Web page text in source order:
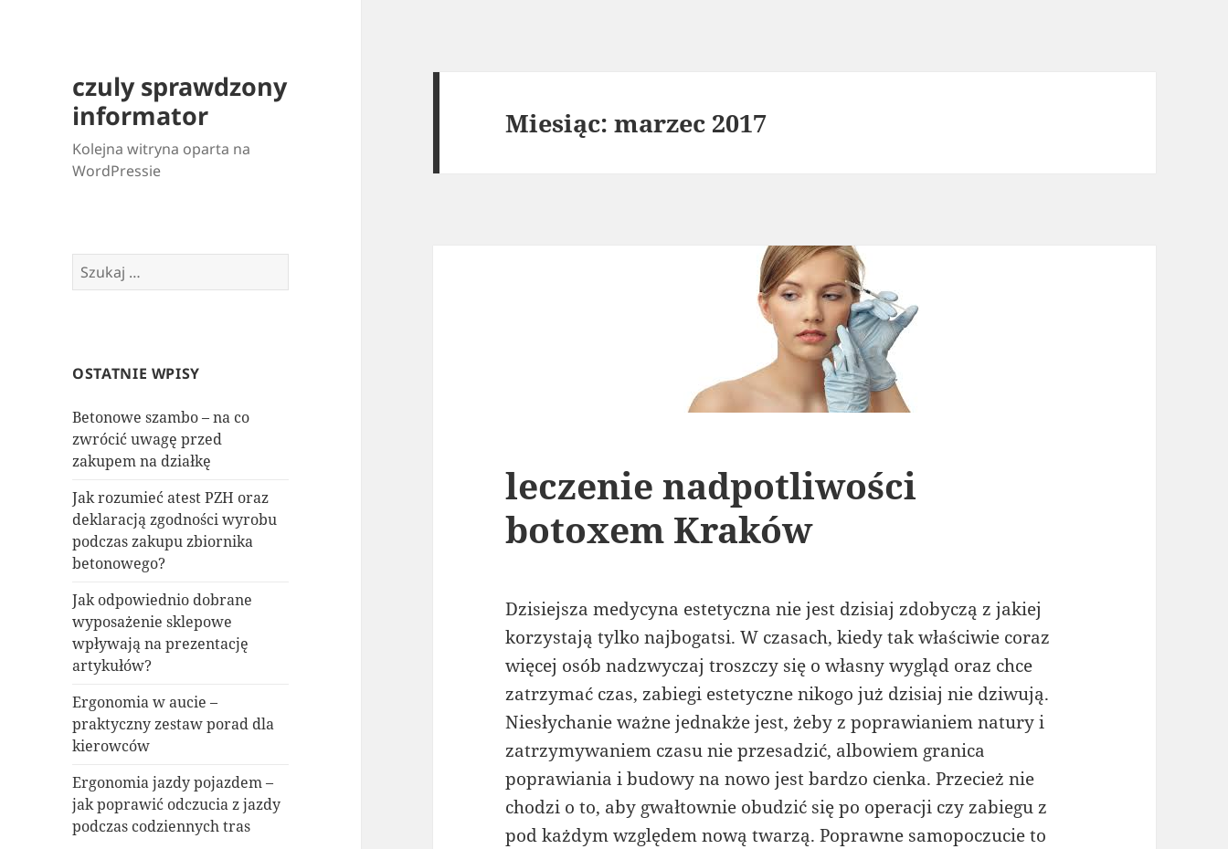
czuly sprawdzony
informator
Kolejna witryna oparta na
WordPressie
Szukaj:
OSTATNIE WPISY
Betonowe szambo – na co
zwrócić uwagę przed
zakupem na działkę
Jak rozumieć atest PZH oraz
deklaracją zgodności wyrobu
podczas zakupu zbiornika
betonowego?
Jak odpowiednio dobrane
wyposażenie sklepowe
wpływają na prezentację
artykułów?
Ergonomia w aucie –
praktyczny zestaw porad dla
kierowców
Ergonomia jazdy pojazdem –
jak poprawić odczucia z jazdy
podczas codziennych tras
Miesiąc:marzec 2017
leczenie nadpotliwości
botoxem Kraków
Dzisiejsza medycyna estetyczna nie jest dzisiaj zdobyczą z jakiej
korzystają tylko najbogatsi. W czasach, kiedy tak właściwie coraz
więcej osób nadzwyczaj troszczy się o własny wygląd oraz chce
zatrzymać czas, zabiegi estetyczne nikogo już dzisiaj nie dziwują.
Niesłychanie ważne jednakże jest, żeby z poprawianiem natury i
zatrzymywaniem czasu nie przesadzić, albowiem granica
poprawiania i budowy na nowo jest bardzo cienka. Przecież nie
chodzi o to, aby gwałtownie obudzić się po operacji czy zabiegu z
pod każdym względem nową twarzą. Poprawne samopoczucie to